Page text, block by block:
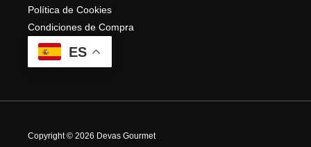
Política de Cookies
Condiciones de Compra
ES
Copyright © 2026 Devas Gourmet